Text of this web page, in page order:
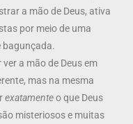
a mão de Deus, ativa
por meio de uma
bagunçada.
a mão de Deus em
mas na mesma
exatamenteo que Deus
misteriosos e muitas